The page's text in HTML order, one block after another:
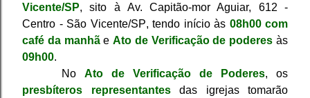
Vicente/SP, sito à Av. Capitão-mor Aguiar, 612 -
Centro - São Vicente/SP, tendo início às 08h00 com
café da manhãeAto de Verificação de poderes às
09h00.
No
Ato de Verificação de Poderes, os
presbíteros representantesdas igrejas
tomarão